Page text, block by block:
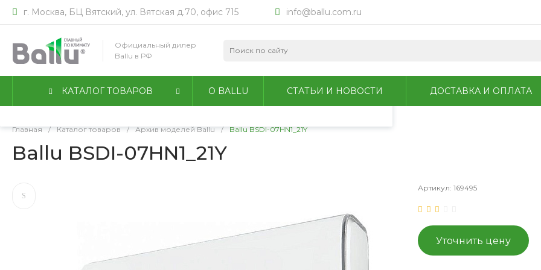
работы сайта. Оставаясь на сайте, вы соглашаетесь с
конфиденциальности.
Принимаю Подробнее
г. Москва, БЦ Вятский, ул. Вятская д.70, офис 715 info@ballu.com.ru
Официальный дилер
Ballu в РФ
КАТАЛОГ ТОВАРОВ О BALLU СТАТЬИ И НОВОСТИ ДОСТАВКА И ОПЛАТА
Главная / Каталог товаров / Архив моделей Ballu / Ballu BSDI-07HN1_21Y
Ballu BSDI-07HN1_21Y
Артикул: 169495
Уточнить цену